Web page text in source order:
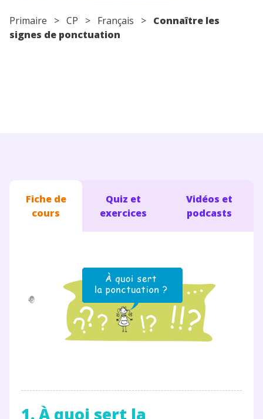
Primaire > CP > Français > Connaître les
signes de ponctuation
Fiche de
cours
Quiz et
exercices
Vidéos et
podcasts
1. À quoi sert la